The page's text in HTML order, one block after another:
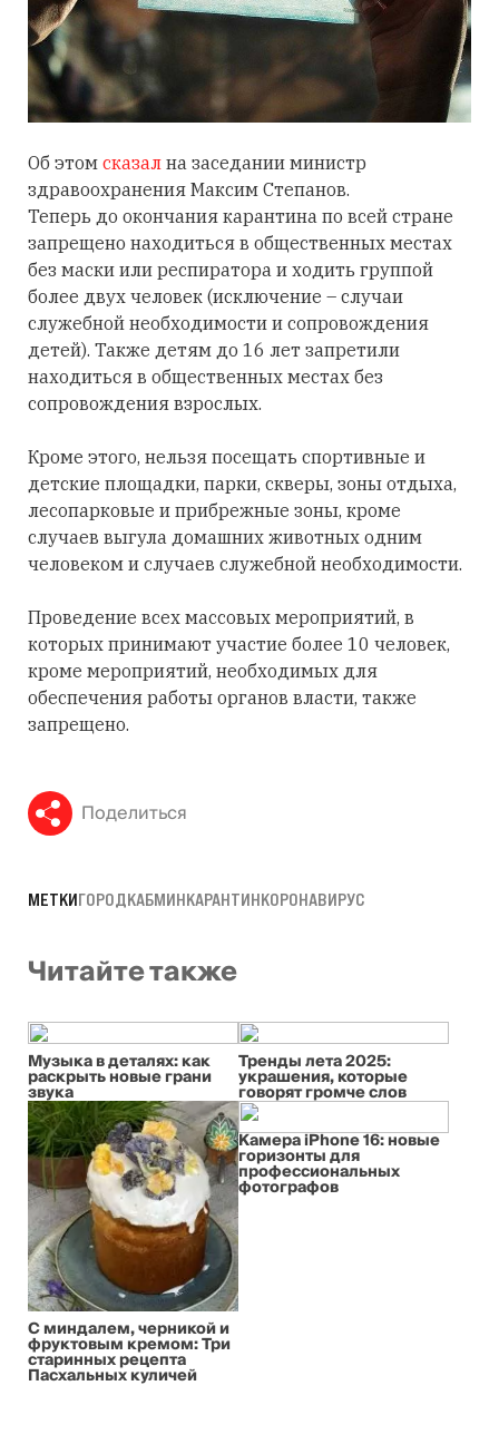
Об этом сказал на заседании министр
здравоохранения Максим Степанов.
Теперь до окончания карантина по всей стране
запрещено находиться в общественных местах
без маски или респиратора и ходить группой
более двух человек (исключение – случаи
служебной необходимости и сопровождения
детей). Также детям до 16 лет запретили
находиться в общественных местах без
сопровождения взрослых.
Кроме этого, нельзя посещать спортивные и
детские площадки, парки, скверы, зоны отдыха,
лесопарковые и прибрежные зоны, кроме
случаев выгула домашних животных одним
человеком и случаев служебной необходимости.
Проведение всех массовых мероприятий, в
которых принимают участие более 10 человек,
кроме мероприятий, необходимых для
обеспечения работы органов власти, также
запрещено.
Поделиться
МЕТКИГОРОДКАБМИНКАРАНТИНКОРОНАВИРУС
Читайте также
Музыка в деталях: как
раскрыть новые грани
звука
Тренды лета 2025:
украшения, которые
говорят громче слов
С миндалем, черникой и
фруктовым кремом: Три
старинных рецепта
Пасхальных куличей
Камера iPhone 16: новые
горизонты для
профессиональных
фотографов